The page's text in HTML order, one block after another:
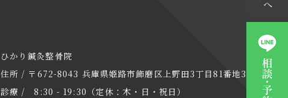
ひかり鍼灸整骨院
住所 / 〒672-8043 兵庫県姫路市飾磨区上野田3丁目81番地3
診療 / 8:30 - 19:30（定休：木・日・祝日）